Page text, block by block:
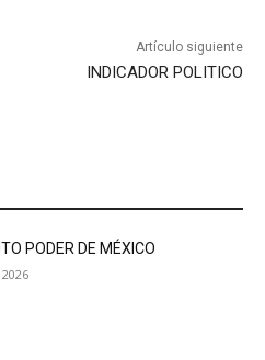
Artículo siguiente
INDICADOR POLITICO
PODER DE MÉXICO